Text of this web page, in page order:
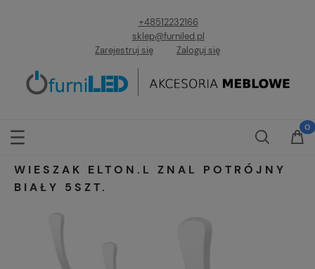
+48512232166
sklep@furniled.pl
Zarejestruj się
Zaloguj się
WIESZAK ELTON.L ZNAL POTRÓJNY
BIAŁY 5SZT.